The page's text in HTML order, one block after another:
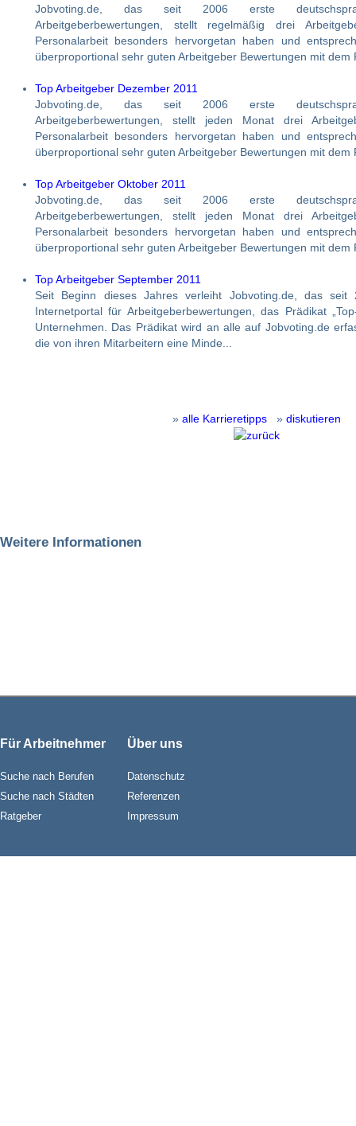
Jobvoting.de, das seit 2006 erste
Arbeitgeberbewertungen, stellt regelmäßig drei
Personalarbeit besonders hervorgetan haben und
überproportional sehr guten Arbeitgeber Bewertungen mit dem
Top Arbeitgeber Dezember 2011
Jobvoting.de, das seit 2006 erste
Arbeitgeberbewertungen, stellt jeden Monat drei
Personalarbeit besonders hervorgetan haben und
überproportional sehr guten Arbeitgeber Bewertungen mit dem
Top Arbeitgeber Oktober 2011
Jobvoting.de, das seit 2006 erste
Arbeitgeberbewertungen, stellt jeden Monat drei
Personalarbeit besonders hervorgetan haben und
überproportional sehr guten Arbeitgeber Bewertungen mit dem
Top Arbeitgeber September 2011
Seit Beginn dieses Jahres verleiht Jobvoting.de, das seit
Internetportal für Arbeitgeberbewertungen, das Prädikat
Unternehmen. Das Prädikat wird an alle auf Jobvoting.de
die von ihren Mitarbeitern eine Minde...
» alle Karrieretipps» diskutieren
Weitere Informationen
Für Arbeitnehmer
Suche nach Berufen
Suche nach Städten
Ratgeber
Über uns
Datenschutz
Referenzen
Impressum